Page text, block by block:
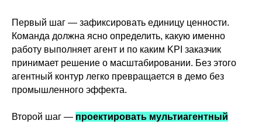
Первый шаг — зафиксировать единицу ценности.
Команда должна ясно определить, какую именно
работу выполняет агент и по каким KPI заказчик
принимает решение о масштабировании. Без этого
агентный контур легко превращается в демо без
промышленного эффекта.
Второй шаг — проектировать мультиагентный